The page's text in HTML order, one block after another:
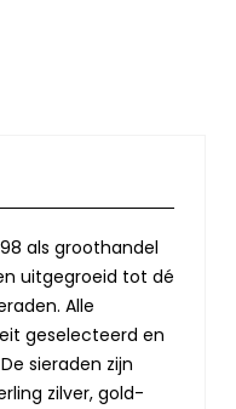
als groothandel
uitgegroeid tot dé
Alle
geselecteerd en
sieraden zijn
zilver, gold-